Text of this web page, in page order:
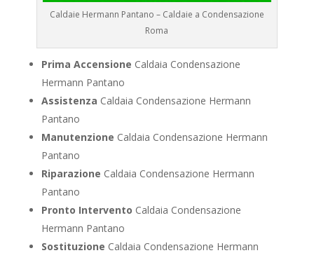
Caldaie Hermann Pantano – Caldaie a Condensazione
Roma
Prima Accensione Caldaia Condensazione
Hermann Pantano
Assistenza Caldaia Condensazione Hermann
Pantano
Manutenzione Caldaia Condensazione Hermann
Pantano
Riparazione Caldaia Condensazione Hermann
Pantano
Pronto Intervento Caldaia Condensazione
Hermann Pantano
Sostituzione Caldaia Condensazione Hermann